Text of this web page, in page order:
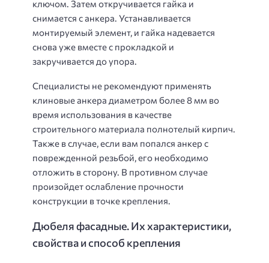
ключом. Затем откручивается гайка и
снимается с анкера. Устанавливается
монтируемый элемент, и гайка надевается
снова уже вместе с прокладкой и
закручивается до упора.
Специалисты не рекомендуют применять
клиновые анкера диаметром более 8 мм во
время использования в качестве
строительного материала полнотелый кирпич.
Также в случае, если вам попался анкер с
поврежденной резьбой, его необходимо
отложить в сторону. В противном случае
произойдет ослабление прочности
конструкции в точке крепления.
Дюбеля фасадные. Их характеристики,
свойства и способ крепления